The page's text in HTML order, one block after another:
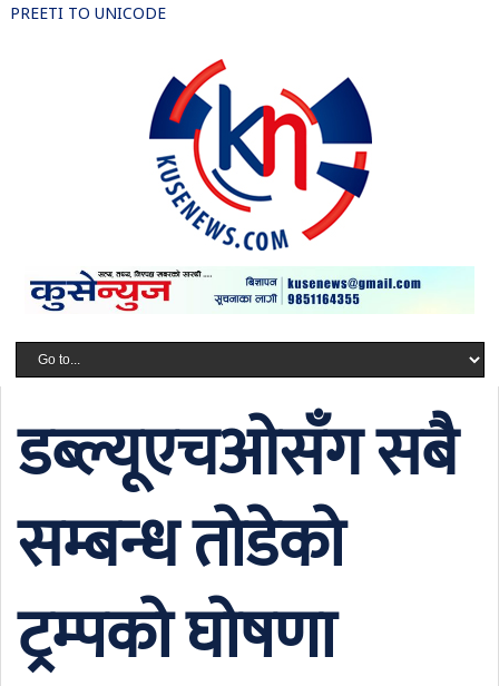
PREETI TO UNICODE
डब्ल्यूएचओसँग सबै
सम्बन्ध तोडेको
ट्रम्पको घोषणा